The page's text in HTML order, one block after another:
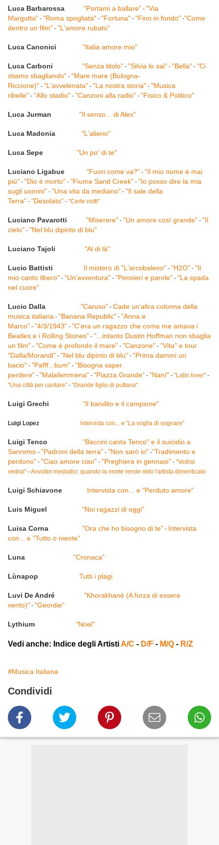
Luca Barbarossa "Portami a ballare" - "Via
Margutta" - "Roma spogliata" - "Fortuna" - "Fino in fondo" -"Come
dentro un film" - "L'amore rubato"
Luca Canonici "Italia amore mio"
Luca Carboni "Senza titolo" - "Silvia lo sai" - "Bella" - "Ci
stiamo sbagliando" - "Mare mare (Bologna-
Riccione)" - "L'avvelenata" - "La nostra storia" - "Musica
ribelle" - "Allo stadio" - "Canzoni alla radio" - "Fisico & Politico"
Luca Jurman "Il senso... di Alex"
Luca Madonia "L'alieno"
Luca Sepe "Un po' di te"
Luciano Ligabue "Fuori come va?" - "Il mio nome è mai
più" - "Dio è morto" - "Fiume Sand Creek" - "Io posso dire la mia
sugli uomini" - "Una vita da mediano" - "Il sale della
Terra" - "Desolato" - "Certe notti"
Luciano Pavarotti "Miserere" - "Un amore così grande" - "Il
cielo" - "Nel blu dipinto di blu"
Luciano Tajoli "Al di là"
Lucio Battisti Il mistero di "L'arcobaleno" - "H2O" - "Il
mio canto libero" - "Un'avventura" - "Pensieri e parole" - "La spada
nel cuore"
Lucio Dalla "Caruso" - Cade un'altra colonna della
musica italiana - "Banana Republic" - "Anna e
Marco" - "4/3/1943" - "C'era un ragazzo che come me amava i
Beatles e i Rolling Stones" - "...intanto Dustin Hoffman non sbaglia
un film" - "Come è profondo il mare" - "Canzone" - "Vita" e tour
"Dalla/Morandi" - "Nel blu dipinto di blu" - "Prima dammi un
bacio" - "Pafff...bum" - "Bisogna saper
perdere" - "Malafemmena" - "Piazza Grande" - "Nanì" - "Latin lover" -
"Una città per cantare" - "Grande figlio di puttana"
Luigi Grechi "Il bandito e il campione"
Luigi Lopez Intervista con... e "La voglia di sognare"
Luigi Tenco
"Baccini canta Tenco" e il suicidio a
Sanremo - "Padroni della terra" - "Non sarò io" -"Tradimento e
perdono" - "Ciao amore ciao" - "Preghiera in gennaio" - "Vedrai
vedrai" -Avvoltoi mediatici: quando la morte rende mito l'artista dimenticato
Luigi Schiavone Intervista con... e "Perduto amore"
Luis Miguel "Noi ragazzi di oggi"
Luisa Corna "Ora che ho bisogno di te" - Intervista
con... e "Tutto o niente"
Luna "Cronaca"
Lùnapop Tutti i plagi
Luvi De André
"Khorakhanè (A forza di essere
vento)" - "Geordie"
Lythium "Noel"
Vedi anche: Indice degli ArtistiA/C - D/F - M/Q - R/Z
#Musica Italiana
Condividi